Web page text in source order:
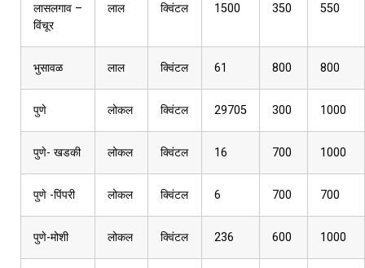
लासलगाव –
विंचूर
लाल क्विंटल 1500 350 550
भुसावळ लाल क्विंटल 61 800 800
पुणे लोकल क्विंटल 29705 300 1000
पुणे- खडकी लोकल क्विंटल 16 700 1000
पुणे -पिंपरी लोकल क्विंटल 6 700 700
पुणे-मोशी लोकल क्विंटल 236 600 1000